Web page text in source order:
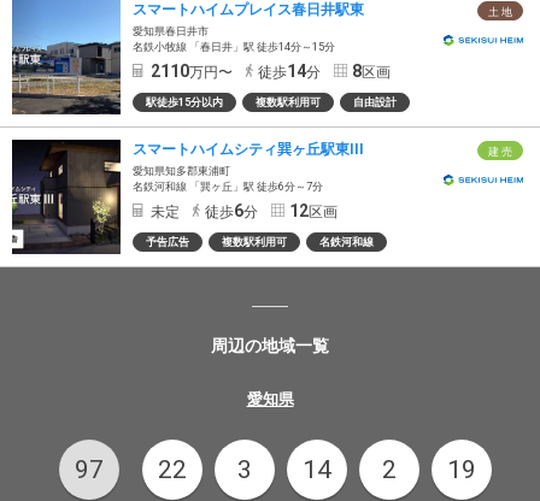
土 地
スマートハイムプレイス春日井駅東
愛知県春日井市
名鉄小牧線 「春日井」駅 徒歩14分～15分
2110万円〜 徒歩14分 8区画
駅徒歩15分以内 複数駅利用可 自由設計
建 売
スマートハイムシティ巽ヶ丘駅東III
愛知県知多郡東浦町
名鉄河和線 「巽ヶ丘」駅 徒歩6分～7分
未定 徒歩6分 12区画
予告広告 複数駅利用可 名鉄河和線
周辺の地域一覧
愛知県
97 22 3 14 2 19